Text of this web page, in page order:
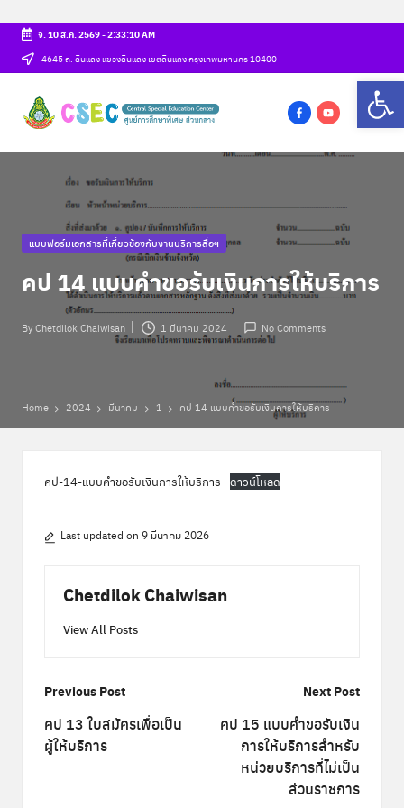
Skip
content
จ. 10 ส.ค. 2569-2:33:10 AM
4645 ถ. ดินแดง แขวงดินแดง เขตดินแดง กรุงเทพมหานคร 10400
ศู
น
า
ร
ศึ
ก
า
พิ
csec
a
e
b
o
o
k
o
t
b
Posted
in
แบบฟอร์มเอกสารที่เกี่ยวข้องกับงานบริการสื่อฯ
คป 14 แบบคำขอรับเงินการให้บริการ
Posted
ByChetdilok Chaiwisan 1 มีนาคม 2024 No Comments
Home 2024 มีนาคม 1 คป 14 แบบคำขอรับเงินการให้บริการ
คป-14-แบบคำขอรับเงินการให้บริการ ดาวน์โหลด
Last updated on 9 มีนาคม 2026
Chetdilok Chaiwisan
View All Posts
Post
navigation
Previous Post
คป 13 ใบสมัครเพื่อเป็น
ผู้ให้บริการ
Next Post
คป 15 แบบคำขอรับเงิน
การให้บริการสำหรับ
หน่วยบริการที่ไม่เป็น
ส่วนราชการ